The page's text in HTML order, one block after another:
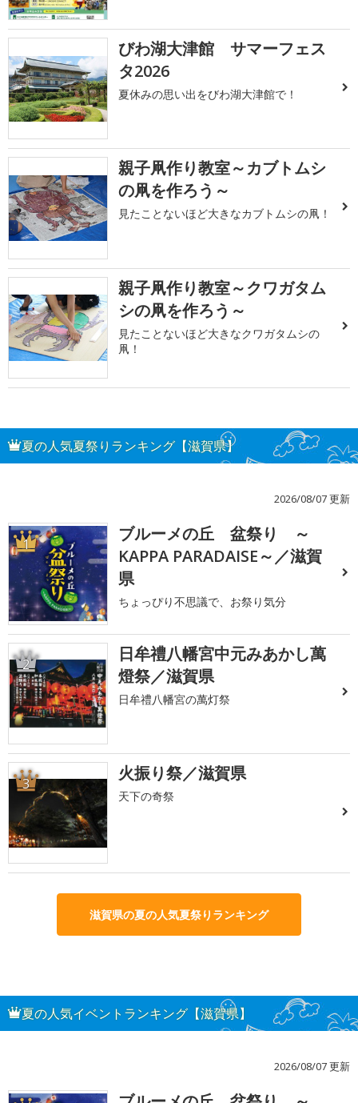
びわ湖大津館 サマーフェス
タ2026
夏休みの思い出をびわ湖大津館で！
親子凧作り教室～カブトムシ
の凧を作ろう～
見たことないほど大きなカブトムシの凧！
親子凧作り教室～クワガタム
シの凧を作ろう～
見たことないほど大きなクワガタムシの
凧！
夏の人気夏祭りランキング【滋賀県】
2026/08/07 更新
1
ブルーメの丘 盆祭り ～
KAPPA PARADAISE～／滋賀
県
ちょっぴり不思議で、お祭り気分
2
日牟禮八幡宮中元みあかし萬
燈祭／滋賀県
日牟禮八幡宮の萬灯祭
3 火振り祭／滋賀県
天下の奇祭
滋賀県の夏の人気夏祭りランキング
夏の人気イベントランキング【滋賀県】
2026/08/07 更新